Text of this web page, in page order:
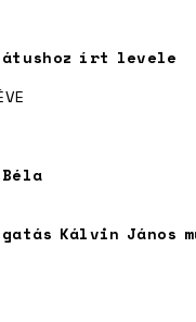
írt levele
Kálvin János